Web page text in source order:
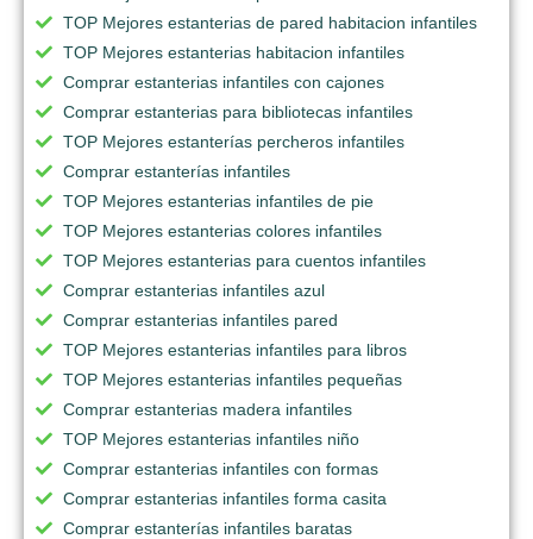
TOP Mejores estanterias de pared habitacion infantiles
TOP Mejores estanterias habitacion infantiles
Comprar estanterias infantiles con cajones
Comprar estanterias para bibliotecas infantiles
TOP Mejores estanterías percheros infantiles
Comprar estanterías infantiles
TOP Mejores estanterias infantiles de pie
TOP Mejores estanterias colores infantiles
TOP Mejores estanterias para cuentos infantiles
Comprar estanterias infantiles azul
Comprar estanterias infantiles pared
TOP Mejores estanterias infantiles para libros
TOP Mejores estanterias infantiles pequeñas
Comprar estanterias madera infantiles
TOP Mejores estanterias infantiles niño
Comprar estanterias infantiles con formas
Comprar estanterias infantiles forma casita
Comprar estanterías infantiles baratas